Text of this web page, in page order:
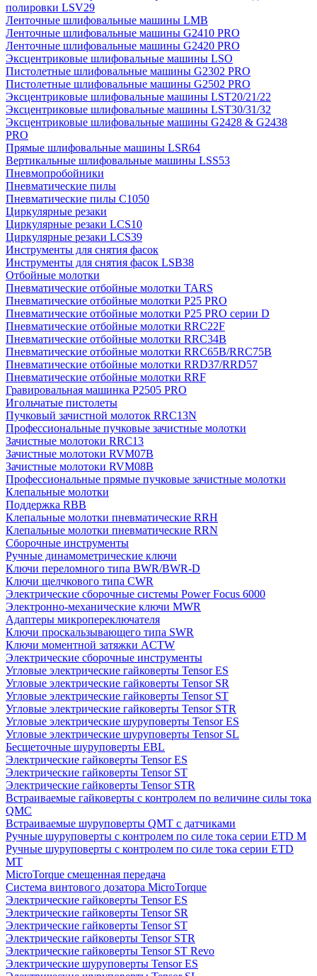
полировки LSV29
Ленточные шлифовальные машины LMB
Ленточные шлифовальные машины G2410 PRO
Ленточные шлифовальные машины G2420 PRO
Эксцентриковые шлифовальные машины LSO
Пистолетные шлифовальные машины G2302 PRO
Пистолетные шлифовальные машины G2502 PRO
Эксцентриковые шлифовальные машины LST20/21/22
Эксцентриковые шлифовальные машины LST30/31/32
Эксцентриковые шлифовальные машины G2428 & G2438
PRO
Прямые шлифовальные машины LSR64
Вертикальные шлифовальные машины LSS53
Пневмопробойники
Пневматические пилы
Пневматические пилы C1050
Циркулярные резаки
Циркулярные резаки LCS10
Циркулярные резаки LCS39
Инструменты для снятия фасок
Инструменты для снятия фасок LSB38
Отбойные молотки
Пневматические отбойные молотки TARS
Пневматические отбойные молотки P25 PRO
Пневматические отбойные молотки P25 PRO серии D
Пневматические отбойные молотки RRC22F
Пневматические отбойные молотки RRC34B
Пневматические отбойные молотки RRC65B/RRC75B
Пневматические отбойные молотки RRD37/RRD57
Пневматические отбойные молотки RRF
Гравировальная машинка P2505 PRO
Игольчатые пистолеты
Пучковый зачистной молоток RRC13N
Профессиональные пучковые зачистные молотки
Зачистные молотоки RRC13
Зачистные молотоки RVM07B
Зачистные молотоки RVM08B
Профессиональные прямые пучковые зачистные молотки
Клепальные молотки
Поддержка RBB
Клепальные молотки пневматические RRH
Клепальные молотки пневматические RRN
Сборочные инструменты
Ручные динамометрические ключи
Ключи переломного типа BWR/BWR-D
Ключи щелчкового типа CWR
Электрические сборочные системы Power Focus 6000
Электронно-механические ключи MWR
Адаптеры микропереключателя
Ключи проскальзывающего типа SWR
Ключи моментной затяжки ACTW
Электрические сборочные инструменты
Угловые электрические гайковерты Tensor ES
Угловые электрические гайковерты Tensor SR
Угловые электрические гайковерты Tensor ST
Угловые электрические гайковерты Tensor STR
Угловые электрические шуруповерты Tensor ES
Угловые электрические шуруповерты Tensor SL
Бесщеточные шуруповерты EBL
Электрические гайковерты Tensor ES
Электрические гайковерты Tensor ST
Электрические гайковерты Tensor STR
Встраиваемые гайковерты с контролем по величине силы тока
QMC
Встраиваемые шуруповерты QMT с датчиками
Ручные шуруповерты с контролем по силе тока серии ETD M
Ручные шуруповерты с контролем по силе тока серии ETD
MT
MicroTorque смещенная передача
Система винтового дозатора MicroTorque
Электрические гайковерты Tensor ES
Электрические гайковерты Tensor SR
Электрические гайковерты Tensor ST
Электрические гайковерты Tensor STR
Электрические гайковерты Tensor ST Revo
Электрические шуруповерты Tensor ES